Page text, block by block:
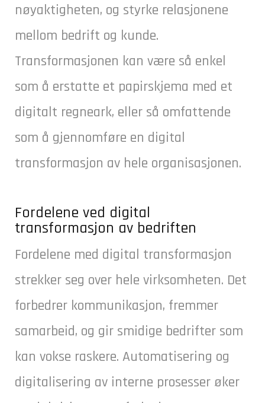
nøyaktigheten, og styrke relasjonene
mellom bedrift og kunde.
Transformasjonen kan være så enkel
som å erstatte et papirskjema med et
digitalt regneark, eller så omfattende
som å gjennomføre en digital
transformasjon av hele organisasjonen.
Fordelene ved digital
transformasjon av bedriften
Fordelene med digital transformasjon
strekker seg over hele virksomheten. Det
forbedrer kommunikasjon, fremmer
samarbeid, og gir smidige bedrifter som
kan vokse raskere. Automatisering og
digitalisering av interne prosesser øker